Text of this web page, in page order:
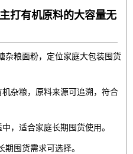
打有机原料的大容量无
杂粮面粉，定位家庭大包装囤货
杂粮，原料来源可追溯，符合
，适合家庭长期囤货使用。
囤货需求可选择。